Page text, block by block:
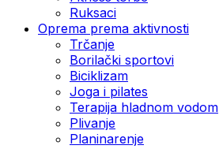
Ruksaci
Oprema prema aktivnosti
Trčanje
Borilački sportovi
Biciklizam
Joga i pilates
Terapija hladnom vodom
Plivanje
Planinarenje